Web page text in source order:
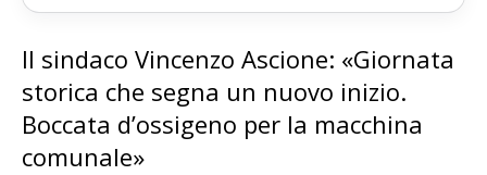
Il sindaco Vincenzo Ascione: «Giornata
storica che segna un nuovo inizio.
Boccata d’ossigeno per la macchina
comunale»